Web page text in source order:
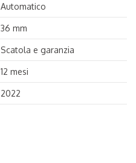
Automatico
36 mm
Scatola e garanzia
12 mesi
2022